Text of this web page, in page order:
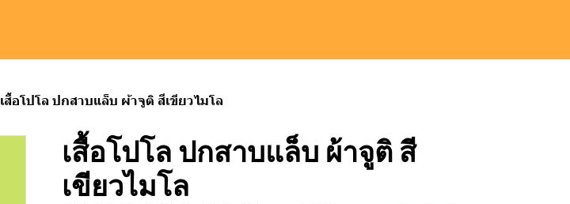
เสื้อโปโล ปกสาบแล็บ ผ้าจูติ สีเขียวไมโล
เสื้อโปโล ปกสาบแล็บ ผ้าจูติ สี
เขียวไมโล